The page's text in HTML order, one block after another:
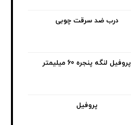
درب ضد سرقت چوبی
پروفیل لنگه پنجره 60 میلیمتر
پروفیل